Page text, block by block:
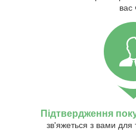
вас
Підтвердження
зв'яжеться з вами для